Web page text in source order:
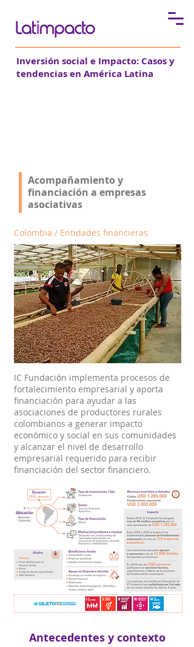
Inversión social e Impacto: Casos y
tendencias en América Latina
Acompañamiento y
financiación a empresas
asociativas
Colombia / Entidades financieras
IC Fundación implementa procesos de
fortalecimiento empresarial y aporta
financiación para ayudar a las
asociaciones de productores rurales
colombianos a generar impacto
económico y social en sus comunidades
y alcanzar el nivel de desarrollo
empresarial requerido para recibir
financiación del sector financiero.
Antecedentes y contexto